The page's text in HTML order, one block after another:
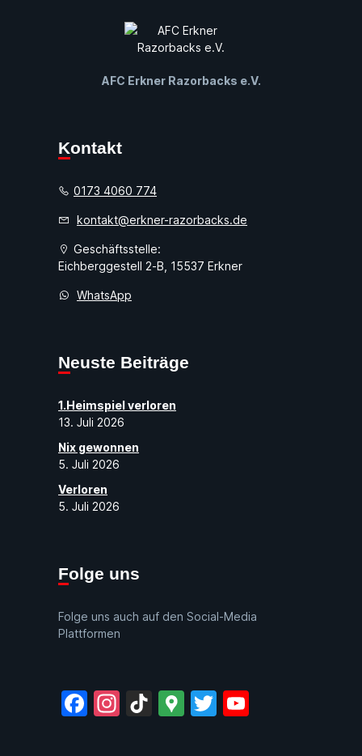
AFC Erkner Razorbacks e.V.
Kontakt
0173 4060 774
kontakt@erkner-razorbacks.de
Geschäftsstelle:
Eichberggestell 2-B, 15537 Erkner
WhatsApp
Neuste Beiträge
1.Heimspiel verloren
13. Juli 2026
Nix gewonnen
5. Juli 2026
Verloren
5. Juli 2026
Folge uns
Folge uns auch auf den Social-Media
Plattformen
Facebook
Instagram
TikTok
GoogleTwitter